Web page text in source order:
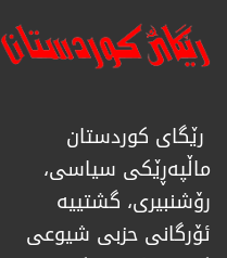
رێگای كوردستان
ماڵپەڕێكی سیاسی،
رۆشنبیری، گشتییە
ئۆرگانی حزبی شیوعی